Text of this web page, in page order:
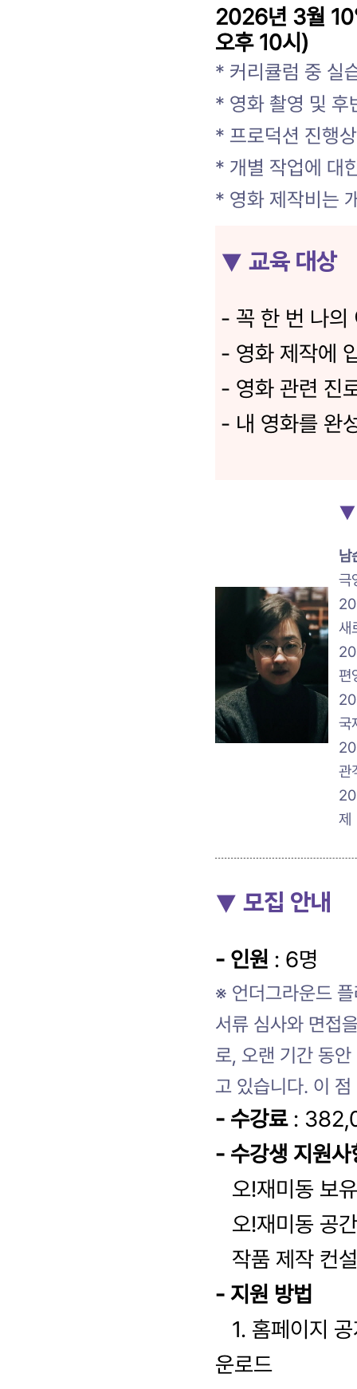
2026년 3월 10
오후 10시)
* 커리큘럼 중 실
* 영화 촬영 및 후
* 프로덕션 진행
* 개별 작업에 대
* 영화 제작비는
▼ 교육 대상
- 꼭 한 번 나의
- 영화 제작에
- 영화 관련 진
- 내 영화를 완
▼
남
극
새
편
국
관
제
▼ 모집 안내
- 인원 : 6명
※ 언더그라운드
서류 심사와 면접
로, 오랜 기간 동
고 있습니다. 이
- 수강료:
- 수강생 지원사
오!재미동 보
오!재미동 공
작품 제작 컨
- 지원 방법
1. 홈페이지
운로드